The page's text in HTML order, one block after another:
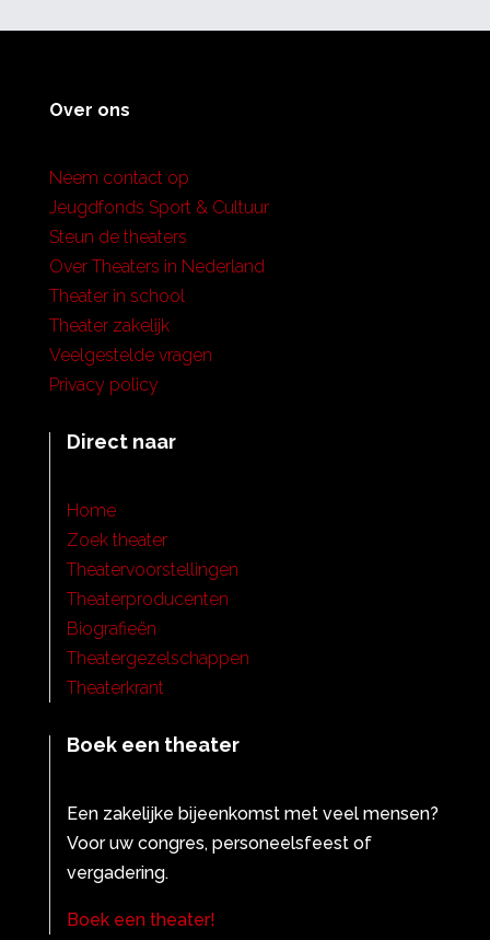
Over ons
Neem contact op
Jeugdfonds Sport & Cultuur
Steun de theaters
Over Theaters in Nederland
Theater in school
Theater zakelijk
Veelgestelde vragen
Privacy policy
Direct naar
Home
Zoek theater
Theatervoorstellingen
Theaterproducenten
Biografieën
Theatergezelschappen
Theaterkrant
Boek een theater
Een zakelijke bijeenkomst met veel mensen?
Voor uw congres, personeelsfeest of
vergadering.
Boek een theater!